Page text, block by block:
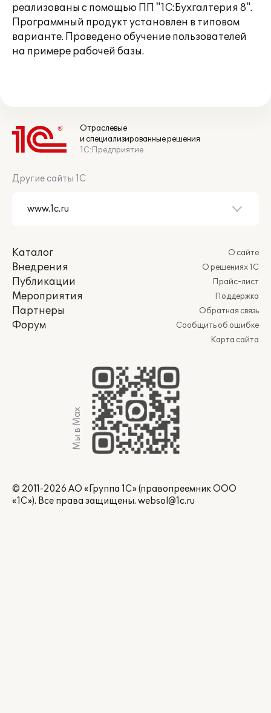
реализованы с помощью ПП "1С:Бухгалтерия 8".
Программный продукт установлен в типовом
варианте. Проведено обучение пользователей
на примере рабочей базы.
Отраслевые
и специализированные решения
1С:Предприятие
Другие сайты 1С
Каталог
Внедрения
Публикации
Мероприятия
Партнеры
Форум
О сайте
О решениях 1С
Прайс-лист
Поддержка
Обратная связь
Сообщить об ошибке
Карта сайта
Мы в Max
© 2011-2026 АО «Группа 1С» (правопреемник ООО
«1С»). Все права защищены. websol@1c.ru